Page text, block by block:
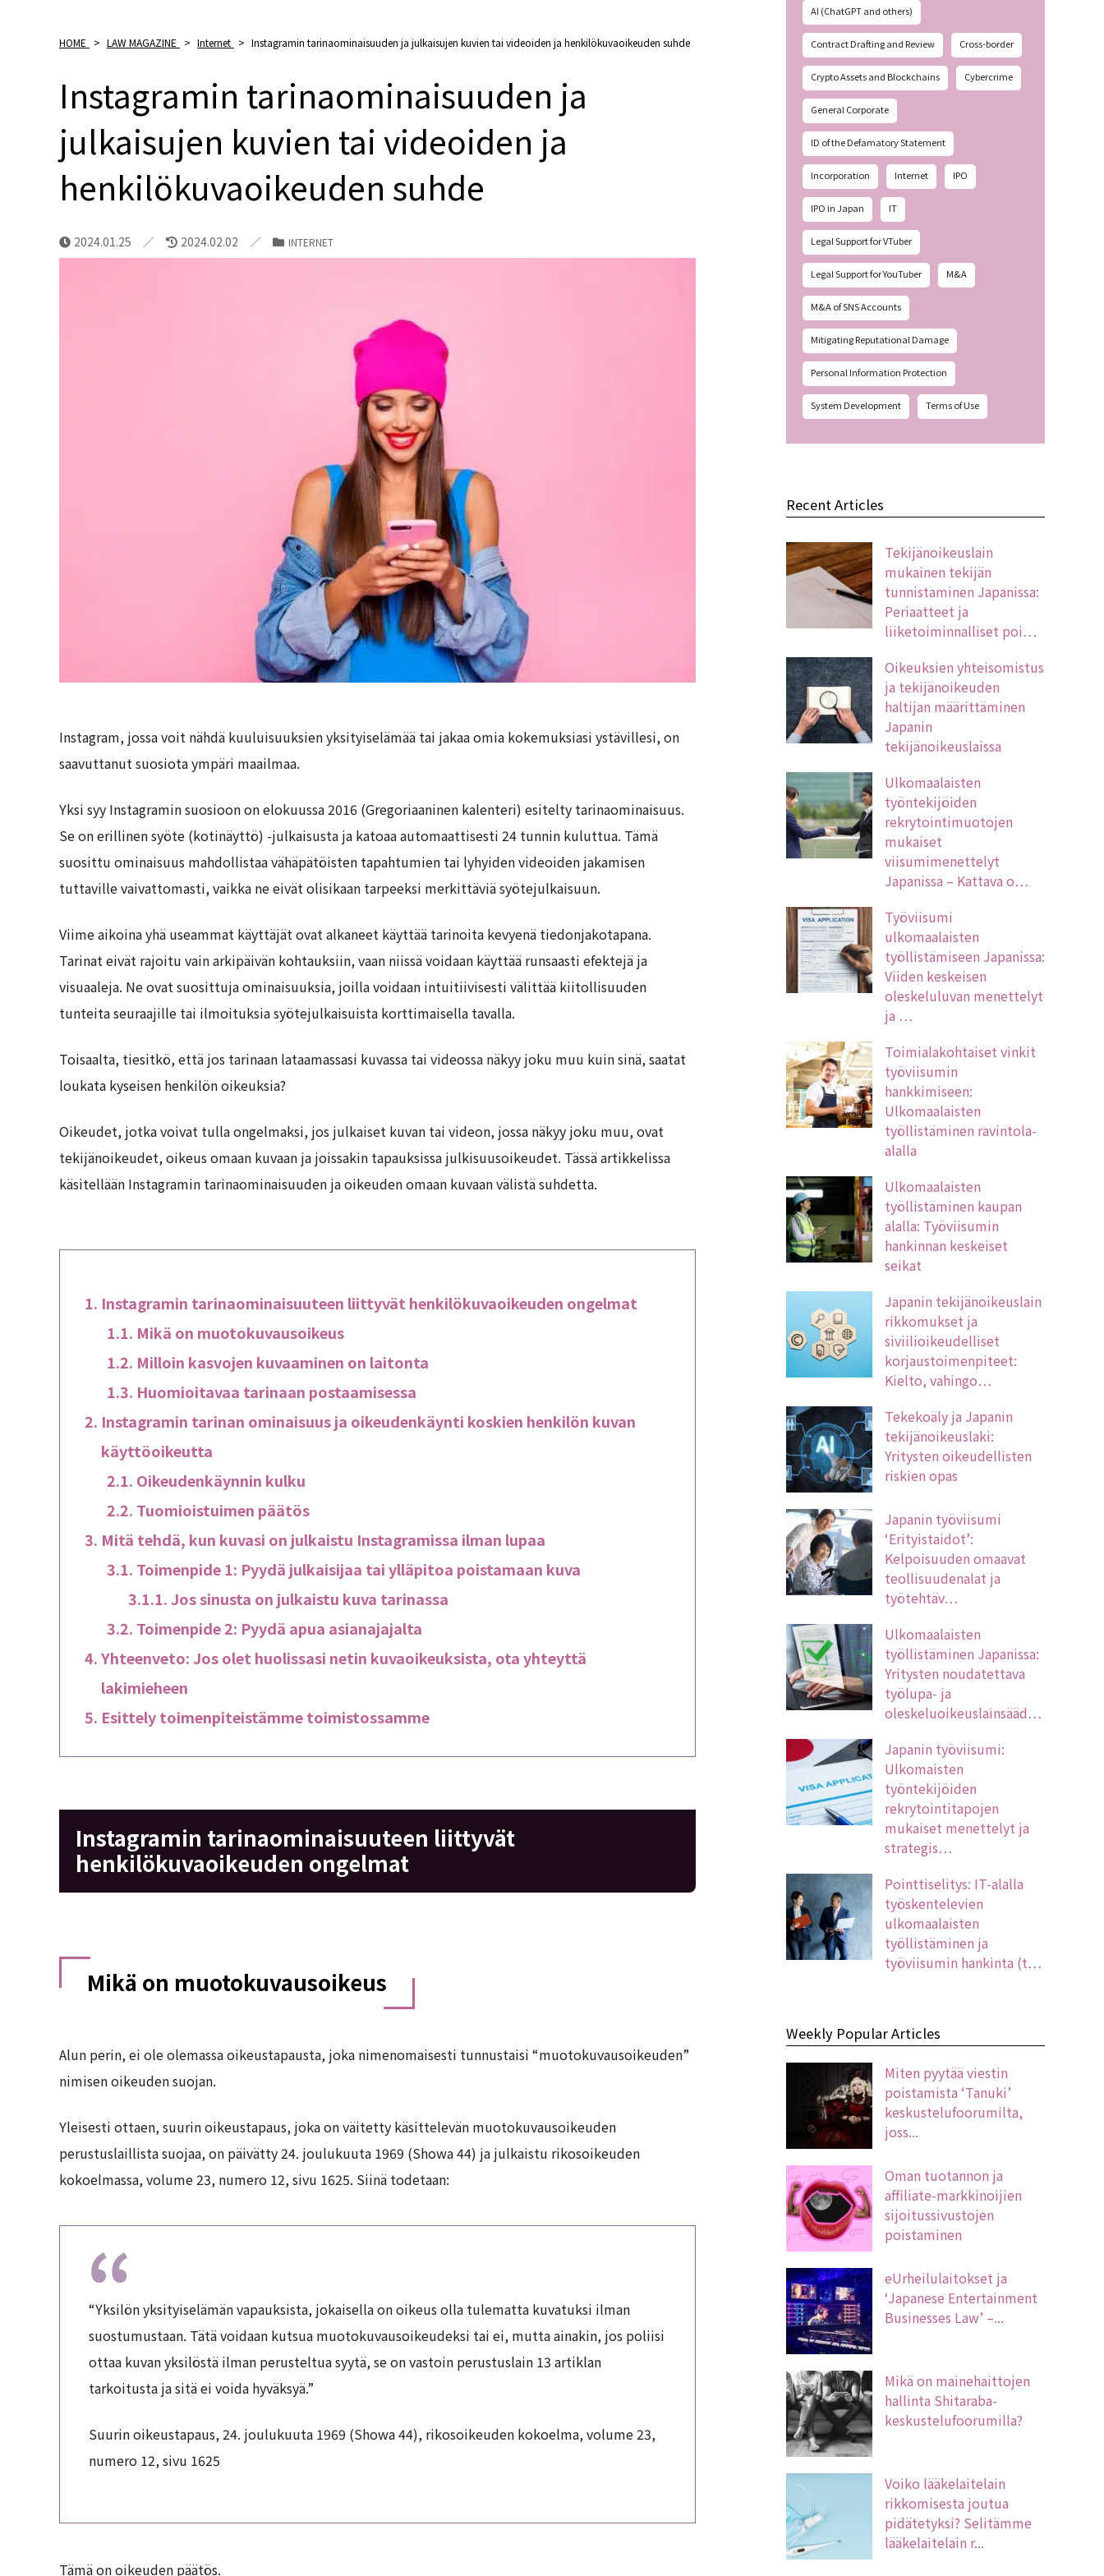
HOME > LAW MAGAZINE > Internet > Instagramin tarinaominaisuuden ja julkaisujen kuvien tai videoiden ja henkilökuvaoikeuden suhde
Instagramin tarinaominaisuuden ja
julkaisujen kuvien tai videoiden ja
henkilökuvaoikeuden suhde
2024.01.25 2024.02.02 INTERNET
Instagram, jossa voit nähdä kuuluisuuksien yksityiselämää tai jakaa omia kokemuksiasi ystävillesi, on
saavuttanut suosiota ympäri maailmaa.
Yksi syy Instagramin suosioon on elokuussa 2016 (Gregoriaaninen kalenteri) esitelty tarinaominaisuus.
Se on erillinen syöte (kotinäyttö) -julkaisusta ja katoaa automaattisesti 24 tunnin kuluttua. Tämä
suosittu ominaisuus mahdollistaa vähäpätöisten tapahtumien tai lyhyiden videoiden jakamisen
tuttaville vaivattomasti, vaikka ne eivät olisikaan tarpeeksi merkittäviä syötejulkaisuun.
Viime aikoina yhä useammat käyttäjät ovat alkaneet käyttää tarinoita kevyenä tiedonjakotapana.
Tarinat eivät rajoitu vain arkipäivän kohtauksiin, vaan niissä voidaan käyttää runsaasti efektejä ja
visuaaleja. Ne ovat suosittuja ominaisuuksia, joilla voidaan intuitiivisesti välittää kiitollisuuden
tunteita seuraajille tai ilmoituksia syötejulkaisuista korttimaisella tavalla.
Toisaalta, tiesitkö, että jos tarinaan lataamassasi kuvassa tai videossa näkyy joku muu kuin sinä, saatat
loukata kyseisen henkilön oikeuksia?
Oikeudet, jotka voivat tulla ongelmaksi, jos julkaiset kuvan tai videon, jossa näkyy joku muu, ovat
tekijänoikeudet, oikeus omaan kuvaan ja joissakin tapauksissa julkisuusoikeudet. Tässä artikkelissa
käsitellään Instagramin tarinaominaisuuden ja oikeuden omaan kuvaan välistä suhdetta.
Instagramin tarinaominaisuuteen liittyvät henkilökuvaoikeuden ongelmat
Mikä on muotokuvausoikeus
Milloin kasvojen kuvaaminen on laitonta
Huomioitavaa tarinaan postaamisessa
Instagramin tarinan ominaisuus ja oikeudenkäynti koskien henkilön kuvan
käyttöoikeutta
Oikeudenkäynnin kulku
Tuomioistuimen päätös
Mitä tehdä, kun kuvasi on julkaistu Instagramissa ilman lupaa
Toimenpide 1: Pyydä julkaisijaa tai ylläpitoa poistamaan kuva
Jos sinusta on julkaistu kuva tarinassa
Toimenpide 2: Pyydä apua asianajajalta
Yhteenveto: Jos olet huolissasi netin kuvaoikeuksista, ota yhteyttä
lakimieheen
Esittely toimenpiteistämme toimistossamme
Instagramin tarinaominaisuuteen liittyvät
henkilökuvaoikeuden ongelmat
Mikä on muotokuvausoikeus
Alun perin, ei ole olemassa oikeustapausta, joka nimenomaisesti tunnustaisi “muotokuvausoikeuden”
nimisen oikeuden suojan.
Yleisesti ottaen, suurin oikeustapaus, joka on väitetty käsittelevän muotokuvausoikeuden
perustuslaillista suojaa, on päivätty 24. joulukuuta 1969 (Showa 44) ja julkaistu rikosoikeuden
kokoelmassa, volume 23, numero 12, sivu 1625. Siinä todetaan:
“Yksilön yksityiselämän vapauksista, jokaisella on oikeus olla tulematta kuvatuksi ilman
suostumustaan. Tätä voidaan kutsua muotokuvausoikeudeksi tai ei, mutta ainakin, jos poliisi
ottaa kuvan yksilöstä ilman perusteltua syytä, se on vastoin perustuslain 13 artiklan
tarkoitusta ja sitä ei voida hyväksyä.”
Suurin oikeustapaus, 24. joulukuuta 1969 (Showa 44), rikosoikeuden kokoelma, volume 23,
numero 12, sivu 1625
Tämä on oikeuden päätös.
AI (ChatGPT and others)
Contract Drafting and Review Cross-border
Crypto Assets and Blockchains Cybercrime
General Corporate
ID of the Defamatory Statement
Incorporation Internet IPO
IPO in Japan IT
Legal Support for VTuber
Legal Support for YouTuber M&A
M&A of SNS Accounts
Mitigating Reputational Damage
Personal Information Protection
System Development Terms of Use
Recent Articles
Tekijänoikeuslain
mukainen tekijän
tunnistaminen Japanissa:
Periaatteet ja
liiketoiminnalliset poi…
Oikeuksien yhteisomistus
ja tekijänoikeuden
haltijan määrittäminen
Japanin
tekijänoikeuslaissa
Ulkomaalaisten
työntekijöiden
rekrytointimuotojen
mukaiset
viisumimenettelyt
Japanissa – Kattava o…
Työviisumi
ulkomaalaisten
työllistämiseen Japanissa:
Viiden keskeisen
oleskeluluvan menettelyt
ja …
Toimialakohtaiset vinkit
työviisumin
hankkimiseen:
Ulkomaalaisten
työllistäminen ravintola-
alalla
Ulkomaalaisten
työllistäminen kaupan
alalla: Työviisumin
hankinnan keskeiset
seikat
Japanin tekijänoikeuslain
rikkomukset ja
siviilioikeudelliset
korjaustoimenpiteet:
Kielto, vahingo…
Tekekoäly ja Japanin
tekijänoikeuslaki:
Yritysten oikeudellisten
riskien opas
Japanin työviisumi
‘Erityistaidot’:
Kelpoisuuden omaavat
teollisuudenalat ja
työtehtäv…
Ulkomaalaisten
työllistäminen Japanissa:
Yritysten noudatettava
työlupa- ja
oleskeluoikeuslainsääd…
Japanin työviisumi:
Ulkomaisten
työntekijöiden
rekrytointitapojen
mukaiset menettelyt ja
strategis…
Pointtiselitys: IT-alalla
työskentelevien
ulkomaalaisten
työllistäminen ja
työviisumin hankinta (t…
Weekly Popular Articles
Miten pyytää viestin
poistamista ‘Tanuki’
keskustelufoorumilta,
joss...
Oman tuotannon ja
affiliate-markkinoijien
sijoitussivustojen
poistaminen
eUrheilulaitokset ja
‘Japanese Entertainment
Businesses Law’ –...
Mikä on mainehaittojen
hallinta Shitaraba-
keskustelufoorumilla?
Voiko lääkelaitelain
rikkomisesta joutua
pidätetyksi? Selitämme
lääkelaitelain r...